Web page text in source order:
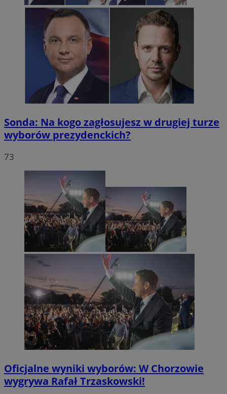
Sonda: Na kogo zagłosujesz w drugiej turze
wyborów prezydenckich?
73
Oficjalne wyniki wyborów: W Chorzowie
wygrywa Rafał Trzaskowski!